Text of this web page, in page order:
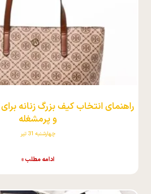
راهنمای انتخاب کیف بزرگ زنانه
و پرمشغله
چهارشنبه 31 تیر
ادامه مطلب »